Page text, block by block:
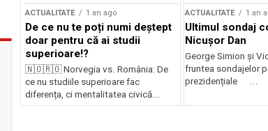
ACTUALITATE 1 an ago
De ce nu te poți numi deștept
doar pentru că ai studii
superioare!?
🇳🇴🇷🇴 Norvegia vs. România: De
ce nu studiile superioare fac
diferența, ci mentalitatea civică...
ACTUALITATE 1 an
Ultimul sondaj
Nicușor Dan
George Simion și
fruntea sondajelor
prezidențiale ...